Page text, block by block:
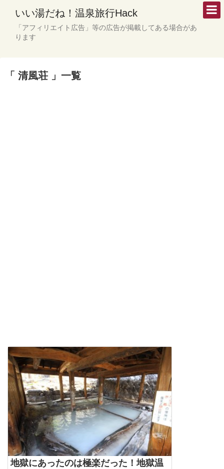
いい湯だね！温泉旅行Hack
「アフィリエイト広告」等の広告が掲載してある場合があ
ります
「 清風荘 」一覧
地獄にあったのは極楽だった！地獄温